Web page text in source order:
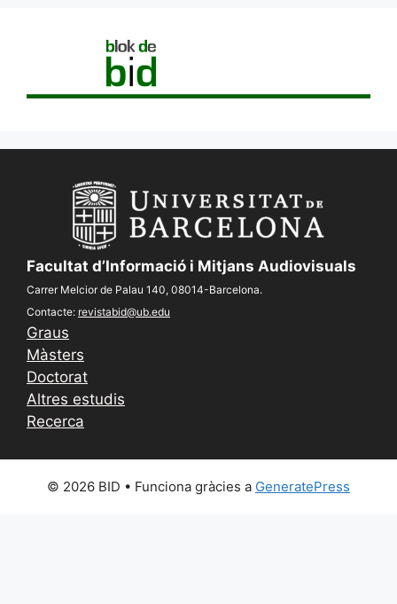
Facultat d’Informació i Mitjans Audiovisuals
Carrer Melcior de Palau 140, 08014-Barcelona.
Contacte: revistabid@ub.edu
Graus
Màsters
Doctorat
Altres estudis
Recerca
© 2026 BID • Funciona gràcies a GeneratePress